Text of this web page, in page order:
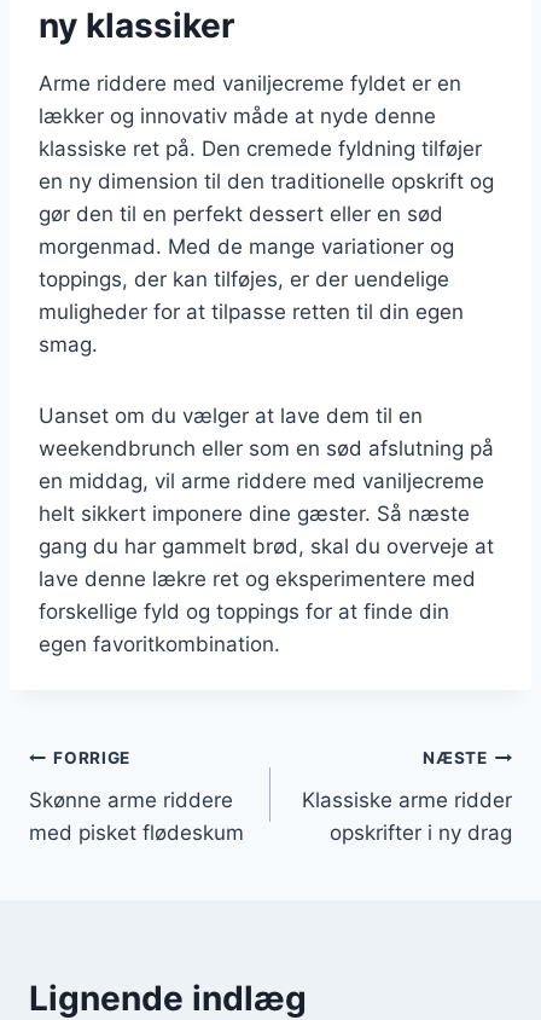
ny klassiker
Arme riddere med vaniljecreme fyldet er en
lækker og innovativ måde at nyde denne
klassiske ret på. Den cremede fyldning tilføjer
en ny dimension til den traditionelle opskrift og
gør den til en perfekt dessert eller en sød
morgenmad. Med de mange variationer og
toppings, der kan tilføjes, er der uendelige
muligheder for at tilpasse retten til din egen
smag.
Uanset om du vælger at lave dem til en
weekendbrunch eller som en sød afslutning på
en middag, vil arme riddere med vaniljecreme
helt sikkert imponere dine gæster. Så næste
gang du har gammelt brød, skal du overveje at
lave denne lækre ret og eksperimentere med
forskellige fyld og toppings for at finde din
egen favoritkombination.
Indlægsnavigation
FORRIGE
Skønne arme riddere
med pisket flødeskum
NÆSTE
Klassiske arme ridder
opskrifter i ny drag
Lignende indlæg